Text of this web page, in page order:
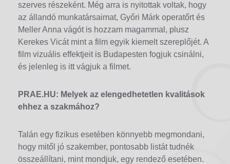
szerves részeként. Még arra is nyitottak voltak, hogy
az állandó munkatársaimat, Győri Márk operatőrt és
Meller Anna vágót is hozzam magammal, plusz
Kerekes Vicát mint a film egyik kiemelt szereplőjét. A
film vizuális effektjeit is Budapesten fogjuk csinálni,
és jelenleg is itt vágjuk a filmet.
PRAE.HU: Melyek az elengedhetetlen kvalitások
ehhez a szakmához?
Talán egy fizikus esetében könnyebb megmondani,
hogy mitől jó szakember, pontosabb listát tudnék
összeállítani, mint mondjuk, egy rendező esetében.